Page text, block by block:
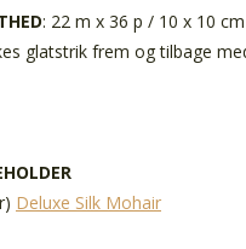
: 22 m x 36 p / 10 x 10
glatstrik frem og tilbage
Deluxe Silk Mohair